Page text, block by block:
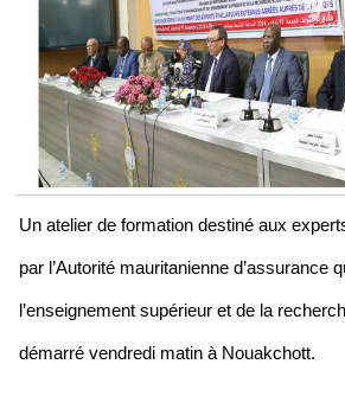
Un atelier de formation destiné aux
par l’Autorité mauritanienne d’assurance
l’enseignement supérieur et de la
démarré vendredi matin à Nouakchott.